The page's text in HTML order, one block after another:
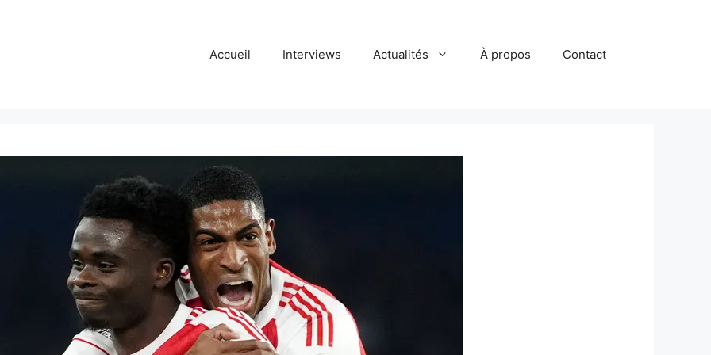
Accueil Interviews Actualités À propos Contact